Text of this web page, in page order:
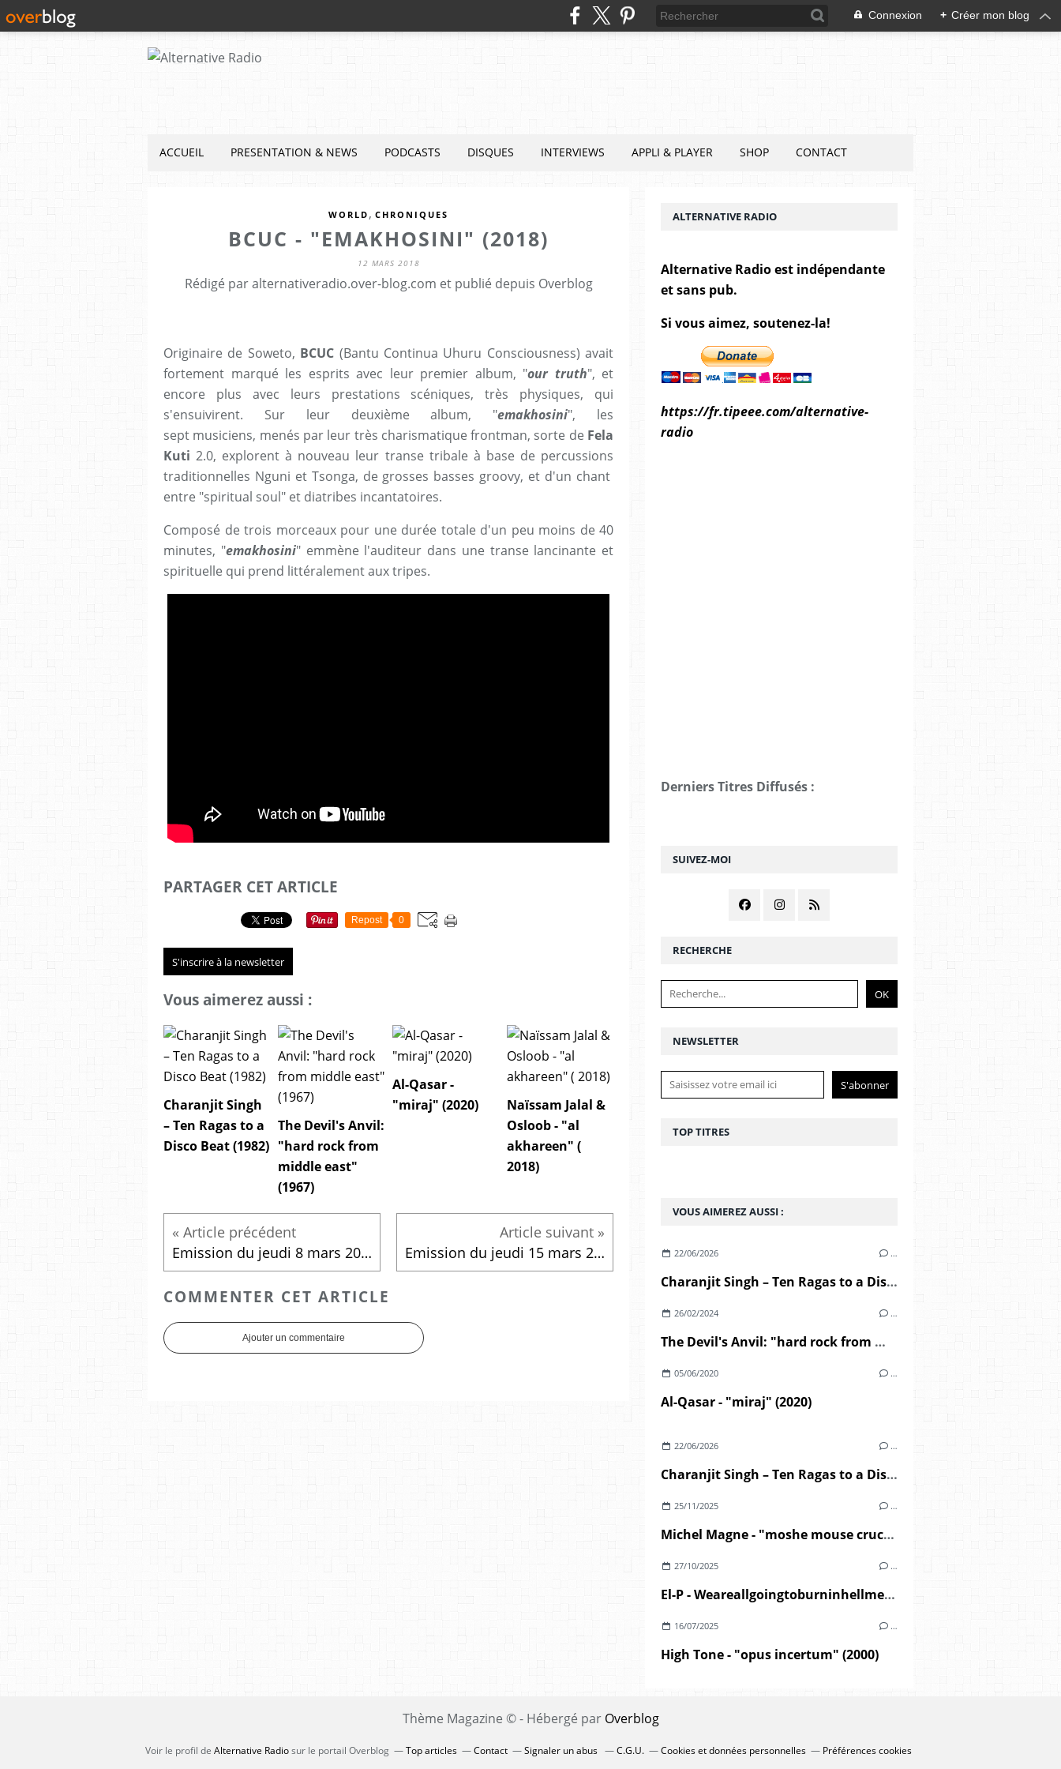
Connexion + Créer mon blog
ACCUEIL PRESENTATION & NEWS PODCASTS DISQUES INTERVIEWS APPLI & PLAYER SHOP CONTACT
WORLD , CHRONIQUES
BCUC - "EMAKHOSINI" (2018)
12 MARS 2018
Rédigé par alternativeradio.over-blog.com et publié depuis Overblog
Originaire de Soweto, BCUC (Bantu Continua Uhuru Consciousness) avait
fortement marqué les esprits avec leur premier album, "our truth", et
encore plus avec leurs prestations scéniques, très physiques, qui
s'ensuivirent. Sur leur deuxième album, "emakhosini", les
sept musiciens, menés par leur très charismatique frontman, sorte de Fela
Kuti 2.0, explorent à nouveau leur transe tribale à base de percussions
traditionnelles Nguni et Tsonga, de grosses basses groovy, et d'un chant
entre "spiritual soul" et diatribes incantatoires.
Composé de trois morceaux pour une durée totale d'un peu moins de 40
minutes, "emakhosini" emmène l'auditeur dans une transe lancinante et
spirituelle qui prend littéralement aux tripes.
PARTAGER CET ARTICLE
Repost 0
S'inscrire à la newsletter
Vous aimerez aussi :
Charanjit Singh
– Ten Ragas to a
Disco Beat (1982)
The Devil's Anvil:
"hard rock from
middle east"
(1967)
Al-Qasar -
"miraj" (2020)
Naïssam Jalal &
Osloob - "al
akhareen" (
2018)
Emission du jeudi 8 mars 2018 Emission du jeudi 15 mars 2018
COMMENTER CET ARTICLE
Ajouter un commentaire
NEWSLETTER
SUIVEZ-MOI
RECHERCHE
VOUS AIMEREZ AUSSI :
22/06/2026 …
Charanjit Singh – Ten Ragas to a Disco Beat (1982)
26/02/2024 …
The Devil's Anvil: "hard rock from middle east" (1967)
05/06/2020 …
Al-Qasar - "miraj" (2020)
22/06/2026 …
Charanjit Singh – Ten Ragas to a Disco Beat (1982)
25/11/2025 …
Michel Magne - "moshe mouse crucifixion" (1975)
27/10/2025 …
El-P - Weareallgoingtoburninhellmegamixx2 (2008)
16/07/2025 …
High Tone - "opus incertum" (2000)
ALTERNATIVE RADIO
Alternative Radio est indépendante
et sans pub.
Si vous aimez, soutenez-la!
https://fr.tipeee.com/alternative-
radio
Derniers Titres Diffusés :
TOP TITRES
Thème Magazine © - Hébergé par Overblog
Voir le profil de Alternative Radiosur le portail Overblog Top articles Contact Signaler un abus C.G.U. Cookies et données personnelles Préférences cookies